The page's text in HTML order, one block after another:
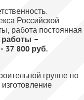
Российской
работа постоянная
–
37 800 руб.
группе по